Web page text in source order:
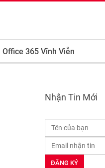
Office 365 Vĩnh Viễn
Nhận Tin Mới